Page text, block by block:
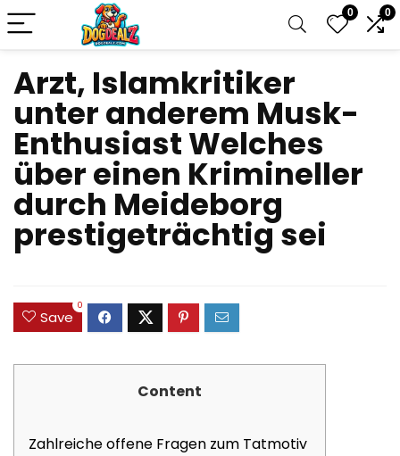
0 0
Arzt, Islamkritiker
unter anderem Musk-
Enthusiast Welches
über einen Krimineller
durch Meideborg
prestigeträchtig sei
Save
0
Content
Zahlreiche offene Fragen zum Tatmotiv